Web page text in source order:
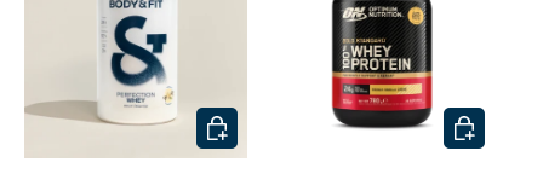
KIES MOGELIJKHEDEN KIES